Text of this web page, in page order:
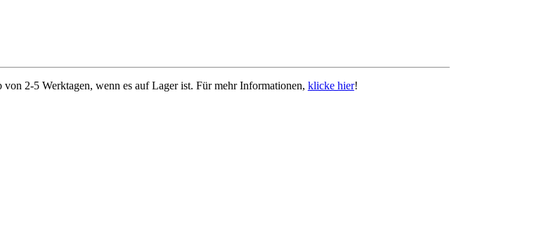
2-5 Werktagen, wenn es auf Lager ist. Für mehr Informationen, klicke hier!